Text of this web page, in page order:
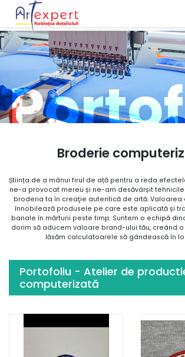
Skip
to
content
Broderie
Știința de a mânui firul de ață pentru a reda
ne-a provocat mereu și ne-am desăvârșit
broderia ta în creaţie autentică de artă. Valoarea
înnobilează produsele pe care este aplicată și
banale în mărturii peste timp. Suntem o echipă
dorim să aducem valoare brand-ului tău, creând
lăsăm calculatoarele să gândească în
Portofoliu - Atelier de
computerizată